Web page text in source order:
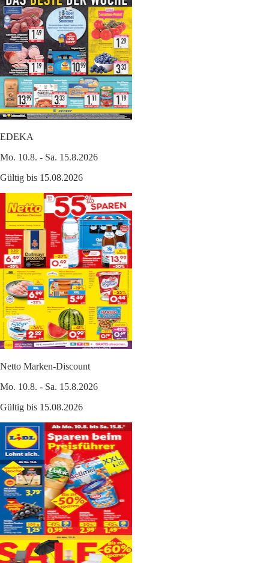
EDEKA
Mo. 10.8. - Sa. 15.8.2026
Gültig bis 15.08.2026
Netto Marken-Discount
Mo. 10.8. - Sa. 15.8.2026
Gültig bis 15.08.2026